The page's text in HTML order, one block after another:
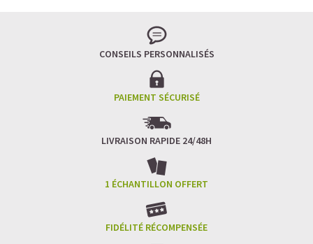
CONSEILS PERSONNALISÉS
PAIEMENT SÉCURISÉ
LIVRAISON RAPIDE 24/48H
1 ÉCHANTILLON OFFERT
FIDÉLITÉ RÉCOMPENSÉE